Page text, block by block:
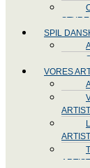
SPIL
VORES